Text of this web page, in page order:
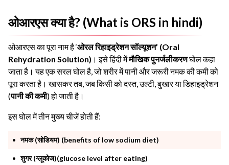
ओआरएस क्या है? (What is ORS in hindi)
ओआरएस का पूरा नाम है ‘ओरल रिहाइड्रेशन सॉल्यूशन’ (Oral
Rehydration Solution) । इसे हिंदी मेंमौखिक पुनर्जलीकरणघोल कहा
जाता है। यह एक सरल घोल है, जो शरीर में पानी और जरूरी नमक की कमी को
पूरा करता है। खासकर तब, जब किसी को दस्त, उल्टी, बुखार या डिहाइड्रेशन
(पानी की कमी) हो जाती है।
इस घोल में तीन मुख्य चीजें होती हैं:
नमक (सोडियम) (benefits of low sodium diet)
शुगर (ग्लूकोज)(glucose level after eating)